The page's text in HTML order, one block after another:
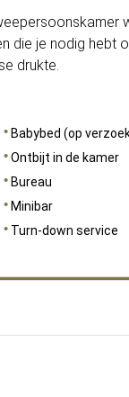
die je nodig hebt
drukte.
Babybed (op
Ontbijt in de kamer
Bureau
Minibar
Turn-down service